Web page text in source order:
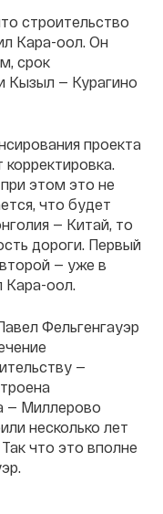
строительство
Кара-оол. Он
срок
Кызыл — Курагино
проекта
этом это не
что будет
— Китай, то
дороги. Первый
— уже в
Кара-оол.
Фельгенгауэр
—
— Миллерово
несколько лет
что это вполне